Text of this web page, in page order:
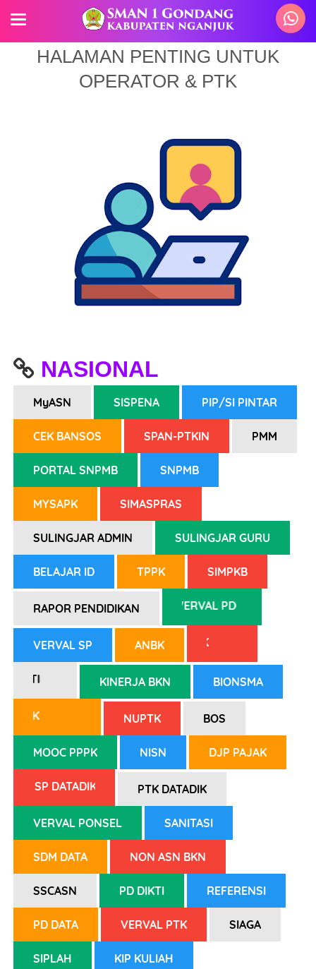
HALAMAN PENTING UNTUK
OPERATOR & PTK
NASIONAL
MyASN SISPENA PIP/SI PINTAR
CEK BANSOS SPAN-PTKIN PMM
PORTAL SNPMB SNPMB
MYSAPK SIMASPRAS
SULINGJAR ADMIN SULINGJAR GURU
BELAJAR ID TPPK SIMPKB
RAPOR PENDIDIKAN VERVAL PD
VERVAL SP ANBK
KINERJA BKN BIONSMA
INFOGTKNUPTK BOS
MOOC PPPK NISN DJP PAJAK
SP DATADIK PTK DATADIK
VERVAL PONSEL SANITASI
SDM DATA NON ASN BKN
SSCASN PD DIKTI REFERENSI
PD DATA VERVAL PTK SIAGA
SIPLAH KIP KULIAH